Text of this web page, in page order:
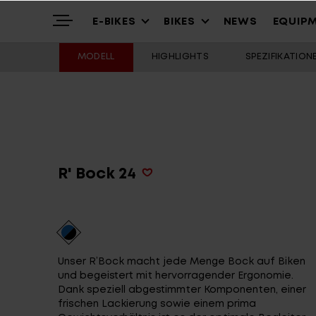
Über uns
Service
Stories
E-BIKES
Trekking
Gravel & Commute
Cargo & City
BIKES
Cross – Urban
Youth & Kids
Alle Modelle
NEWS
MODELL HIGHLIGHTS
R' Bock 24
Unser R’Bock macht jede Menge Bock auf Biken
und begeistert mit hervorragender Ergonomie.
Dank speziell abgestimmter Komponenten, einer
frischen Lackierung sowie einem prima